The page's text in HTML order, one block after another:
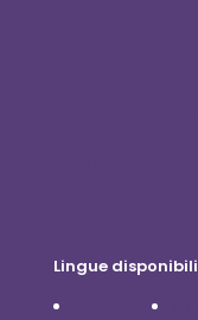
Lingue disponibili